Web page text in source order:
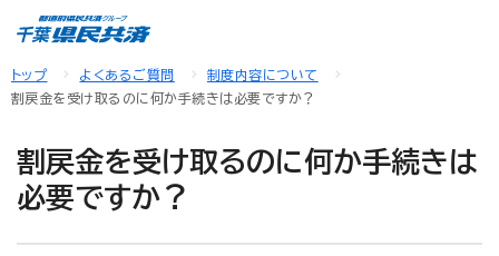
トップ よくあるご質問
制度内容について
割戻金を受け取るのに何か手続きは必要ですか？
割戻金を受け取るのに何か手続きは
必要ですか？